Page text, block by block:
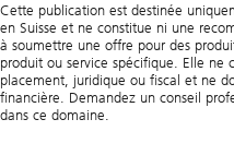
Cette publication est destinée
en Suisse et ne constitue ni une
à soumettre une offre pour des
produit ou service spécifique. Elle ne
placement, juridique ou fiscal et ne
financière. Demandez un conseil
dans ce domaine.